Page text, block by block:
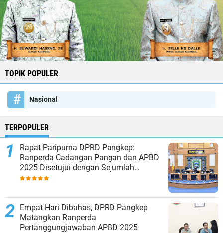
TOPIK POPULER
Nasional
TERPOPULER
Rapat Paripurna DPRD Pangkep:
Ranperda Cadangan Pangan dan APBD
2025 Disetujui dengan Sejumlah
Catatan
Empat Hari Dibahas, DPRD Pangkep
Matangkan Ranperda
Pertanggungjawaban APBD 2025